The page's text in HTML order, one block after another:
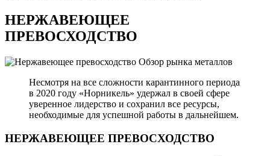
НЕРЖАВЕЮЩЕЕ
ПРЕВОСХОДСТВО
Обзор рынка металлов
Несмотря на все сложности карантинного периода
в 2020 году «Норникель» удержал в своей сфере
уверенное лидерство и сохранил все ресурсы,
необходимые для успешной работы в дальнейшем.
НЕРЖАВЕЮЩЕЕ ПРЕВОСХОДСТВО